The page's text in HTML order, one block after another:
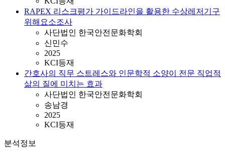
RAPEX 리스크평가 가이드라인을 활용한 수상레저기구
위해요소조사
사단법인 한국안전문화학회
신민수
2025
KCI등재
간호사의 직무 스트레스와 인문학적 소양이 전문 직업적
삶의 질에 미치는 효과
사단법인 한국안전문화학회
송남경
2025
KCI등재
분석정보